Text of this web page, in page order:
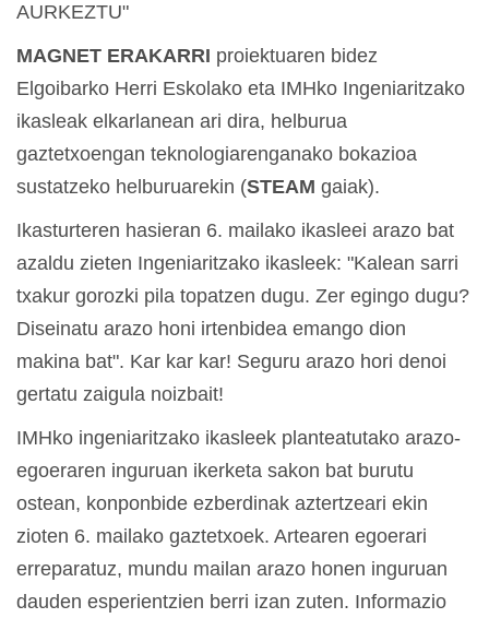
AURKEZTU"
MAGNET ERAKARRI proiektuaren bidez
Elgoibarko Herri Eskolako eta IMHko Ingeniaritzako
ikasleak elkarlanean ari dira, helburua
gaztetxoengan teknologiarenganako bokazioa
sustatzeko helburuarekin (STEAM gaiak).
Ikasturteren hasieran 6. mailako ikasleei arazo bat
azaldu zieten Ingeniaritzako ikasleek: "Kalean sarri
txakur gorozki pila topatzen dugu. Zer egingo dugu?
Diseinatu arazo honi irtenbidea emango dion
makina bat". Kar kar kar! Seguru arazo hori denoi
gertatu zaigula noizbait!
IMHko ingeniaritzako ikasleek planteatutako arazo-
egoeraren inguruan ikerketa sakon bat burutu
ostean, konponbide ezberdinak aztertzeari ekin
zioten 6. mailako gaztetxoek. Artearen egoerari
erreparatuz, mundu mailan arazo honen inguruan
dauden esperientzien berri izan zuten. Informazio